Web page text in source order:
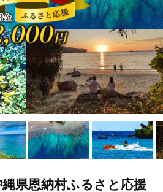
縄県恩納村ふるさと応援